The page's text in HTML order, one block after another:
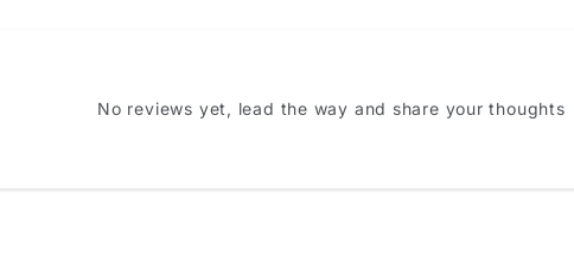
No reviews yet, lead the way and share your thoughts